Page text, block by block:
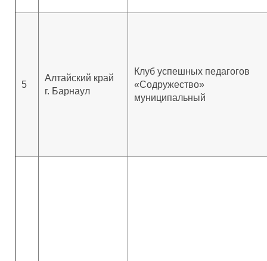
5
Алтайский край
г. Барнаул
Клуб успешных педагогов
«Содружество»
муниципальный